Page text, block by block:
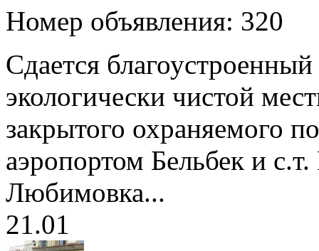
Номер объявления: 320
Сдается
экологически чистой
закрытого охраняемого
аэропортом Бельбек и
Любимовка...
21.01